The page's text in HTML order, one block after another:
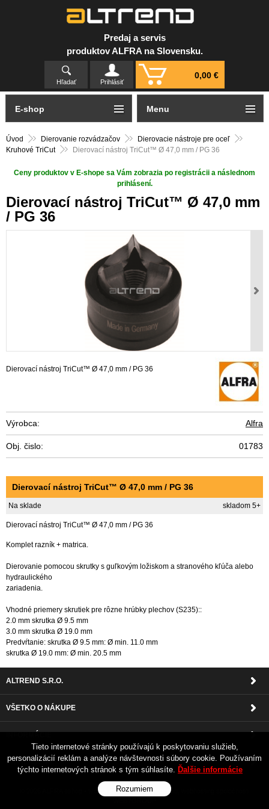
Predaj a servis
produktov ALFRA na Slovensku.
Hľadať Prihlásiť
0,00 €
Úvod Dierovanie rozvádzačov
Dierovacie nástroje pre oceľ
Kruhové TriCut
Dierovací nástroj TriCut™ Ø 47,0 mm / PG 36
Ceny produktov v E-shope sa Vám zobrazia po registrácii a následnom
prihlásení.
Dierovací nástroj TriCut™ Ø 47,0 mm
/ PG 36
Dierovací nástroj TriCut™ Ø 47,0 mm / PG 36
Výrobca: Alfra
Obj. čislo: 01783
Dierovací nástroj TriCut™ Ø 47,0 mm / PG 36
Na sklade skladom 5+
Dierovací nástroj TriCut™ Ø 47,0 mm / PG 36
Komplet razník + matrica.
Dierovanie pomocou skrutky s guľkovým ložiskom a stranového kľúča alebo
hydraulického
zariadenia.
Vhodné priemery skrutiek pre rôzne hrúbky plechov (S235)::
2.0 mm skrutka Ø 9.5 mm
3.0 mm skrutka Ø 19.0 mm
Predvŕtanie: skrutka Ø 9.5 mm: Ø min. 11.0 mm
skrutka Ø 19.0 mm: Ø min. 20.5 mm
E-shop Menu
ALTREND S.R.O.
VŠETKO O NÁKUPE
INFORMÁCIE
PRIHLÁSENIE
tvorba eshopu cez UNIobchod
Tieto internetové stránky používajú k poskytovaniu služieb,
personalizácií reklám a analýze návštevnosti súbory cookie. Používaním
týchto internetových stránok s tým súhlasíte. Ďalšie informácie
Rozumiem